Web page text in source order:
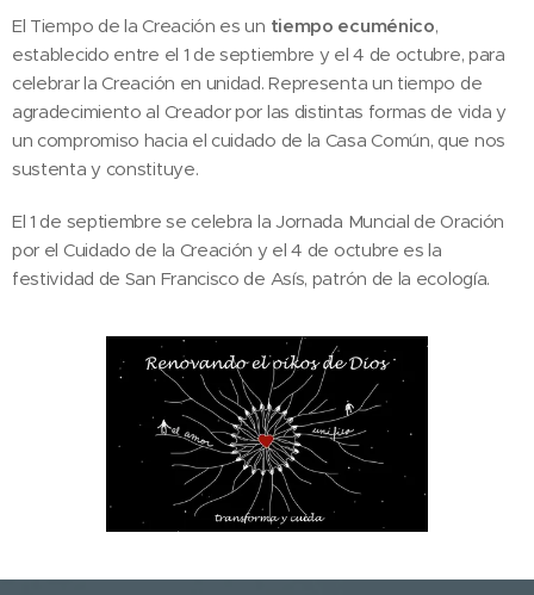
El Tiempo de la Creación es un tiempo ecuménico,
establecido entre el 1 de septiembre y el 4 de octubre, para
celebrar la Creación en unidad. Representa un tiempo de
agradecimiento al Creador por las distintas formas de vida y
un compromiso hacia el cuidado de la Casa Común, que nos
sustenta y constituye.
El 1 de septiembre se celebra la Jornada Muncial de Oración
por el Cuidado de la Creación y el 4 de octubre es la
festividad de San Francisco de Asís, patrón de la ecología.